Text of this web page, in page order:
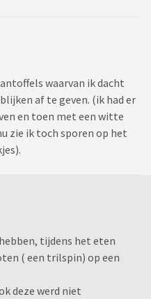
waarvan ik dacht
af te geven. (ik had er
en toen met een witte
zie ik toch sporen op het
tijdens het eten
( een trilspin) op een
deze werd niet